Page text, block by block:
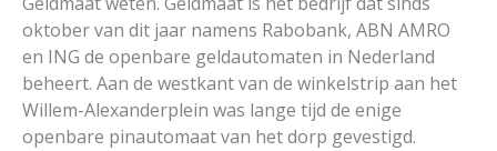
oktober van dit jaar namens Rabobank, ABN AMRO
en ING de openbare geldautomaten in Nederland
beheert. Aan de westkant van de winkelstrip aan het
Willem-Alexanderplein was lange tijd de enige
openbare pinautomaat van het dorp gevestigd.